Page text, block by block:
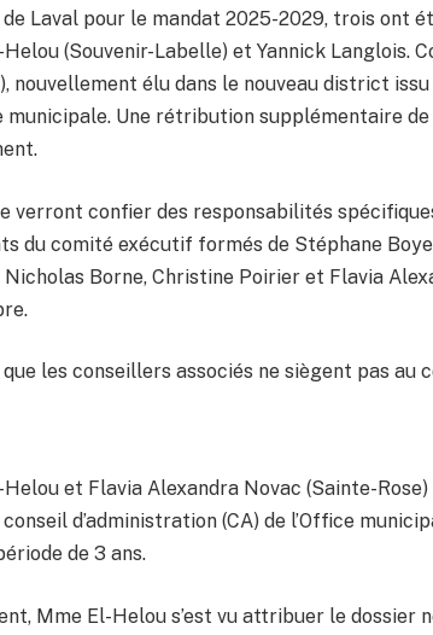
Laval pour le mandat 2025-2029, trois ont
(Souvenir-Labelle) et Yannick Langlois.
nouvellement élu dans le nouveau district
Une rétribution supplémentaire
verront confier des responsabilités
du comité exécutif formés de Stéphane
Borne, Christine Poirier et Flavia
que les conseillers associés ne siègent pas au
Helou et Flavia Alexandra Novac (Sainte-
d’administration (CA) de l’Office
de 3 ans.
Mme El-Helou s’est vu attribuer le dossier